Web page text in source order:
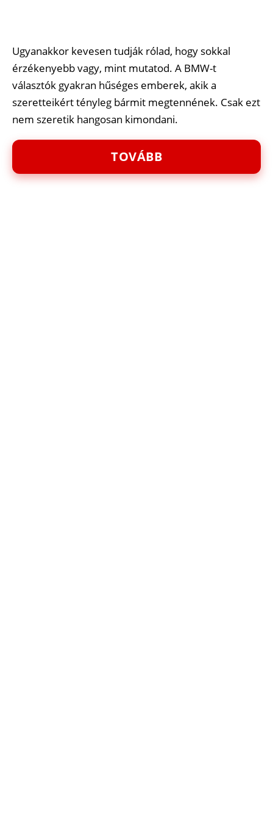
Ugyanakkor kevesen tudják rólad, hogy sokkal
érzékenyebb vagy, mint mutatod. A BMW-t
választók gyakran hűséges emberek, akik a
szeretteikért tényleg bármit megtennének. Csak ezt
nem szeretik hangosan kimondani.
TOVÁBB